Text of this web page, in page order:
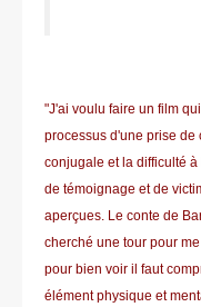
"J'ai voulu faire un film
processus d'une prise de
conjugale et la difficulté
de témoignage et de
aperçues. Le conte de
cherché une tour pour
pour bien voir il faut
élément physique et